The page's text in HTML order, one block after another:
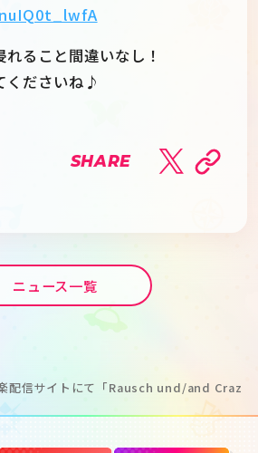
ること間違いなし！
くださいね♪
SHARE
ニュース一覧
配信サイトにて「Rausch und/and